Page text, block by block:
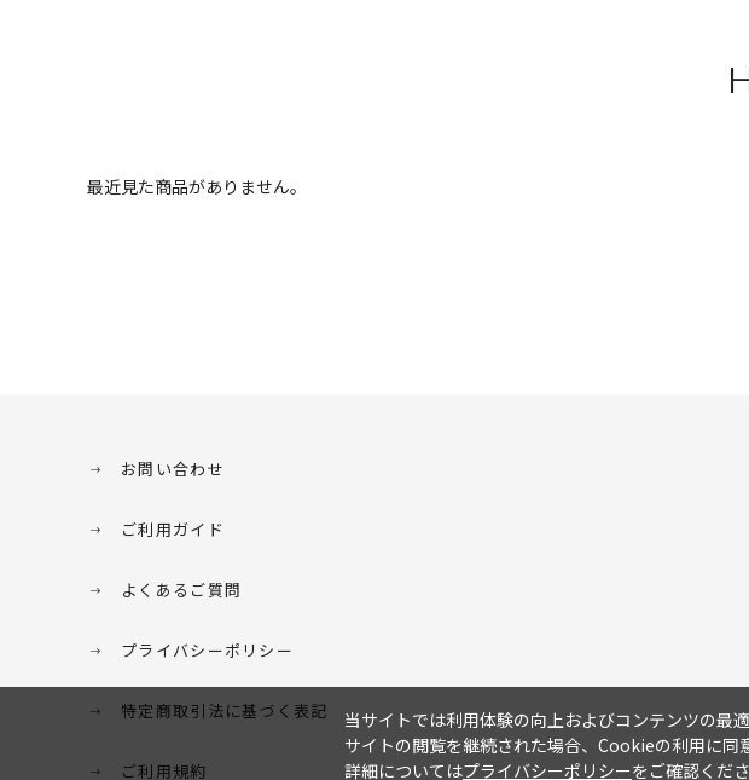
最近見た商品がありません。
お問い合わせ
ご利用ガイド
よくあるご質問
プライバシーポリシー
特定商取引法に基づく表記
ご利用規約
当サイトでは利用体験の向上およびコンテンツの最
サイトの閲覧を継続された場合、Cookieの利用に同
詳細についてはプライバシーポリシーをご確認くださ